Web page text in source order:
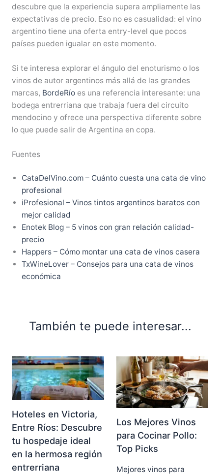
descubre que la experiencia supera ampliamente las
expectativas de precio. Eso no es casualidad: el vino
argentino tiene una oferta entry-level que pocos
países pueden igualar en este momento.
Si te interesa explorar el ángulo del enoturismo o los
vinos de autor argentinos más allá de las grandes
marcas, BordeRíoes una referencia interesante: una
bodega entrerriana que trabaja fuera del circuito
mendocino y ofrece una perspectiva diferente sobre
lo que puede salir de Argentina en copa.
Fuentes
CataDelVino.com – Cuánto cuesta una cata de vino
profesional
iProfesional – Vinos tintos argentinos baratos con
mejor calidad
Enotek Blog – 5 vinos con gran relación calidad-
precio
Happers – Cómo montar una cata de vinos casera
TxWineLover – Consejos para una cata de vinos
económica
También te puede interesar...
Hoteles en Victoria,
Entre Ríos: Descubre
tu hospedaje ideal
en la hermosa región
entrerriana
Los Mejores Vinos
para Cocinar Pollo:
Top Picks
Mejores vinos para